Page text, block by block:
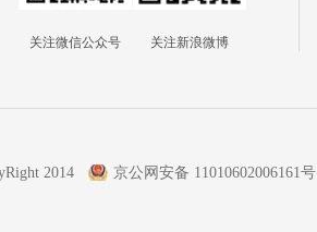
关注微信公众号 关注新浪微博
2014 京公网安备 11010602006161号